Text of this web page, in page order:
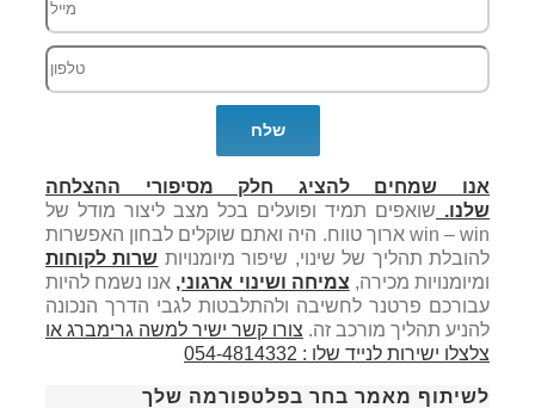
אנו שמחים להציג חלק מסיפורי ההצלחה
שלנו. שואפים תמיד ופועלים בכל מצב ליצור מודל של
win – win ארוך טווח. היה ואתם שוקלים לבחון האפשרות
להובלת תהליך של שינוי, שיפור מיומנויות שרות לקוחות
ומיומנויות מכירה, צמיחה ושינוי ארגוני, אנו נשמח להיות
עבורכם פרטנר לחשיבה ולהתלבטות לגבי הדרך הנכונה
להניע תהליך מורכב זה. צורו קשר ישיר למשה גרימברג או
צלצלו ישירות לנייד שלו : 054-4814332
לשיתוף מאמר בחר בפלטפורמה שלך